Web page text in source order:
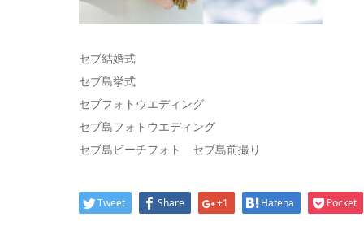
セブ結婚式
セブ島挙式
セブフォトウエディング
セブ島フォトウエディング
セブ島ビーチフォト セブ島前撮り
Tweet Share +1 Hatena Pocket